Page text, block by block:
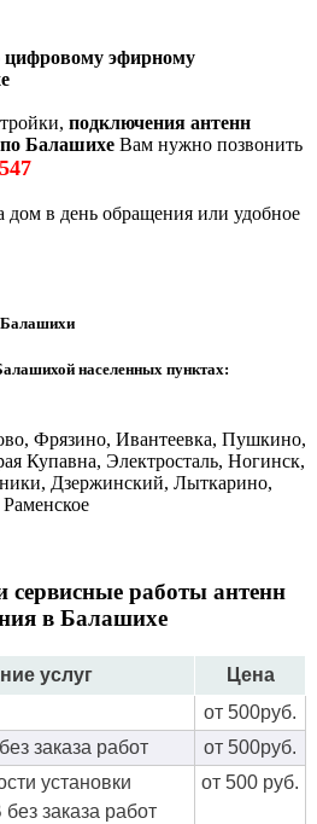
цифровому эфирному
подключения антенн
Балашихе Вам нужно позвонить
дом в день обращения или удобное
населенных пунктах:
Фрязино, Ивантеевка, Пушкино,
Купавна, Электросталь, Ногинск,
Дзержинский, Лыткарино,
сервисные работы антенн
в Балашихе
услуг
Цена
от 500руб.
заказа работ
от 500руб.
установки
заказа работ
от 500 руб.